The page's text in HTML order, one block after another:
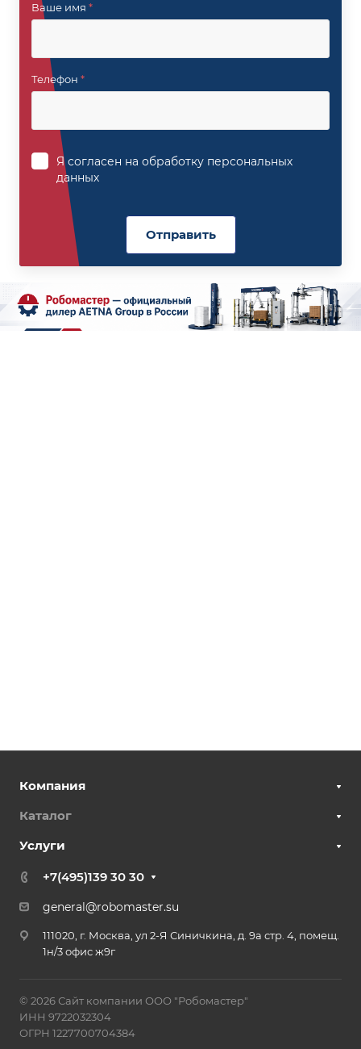
Ваше имя *
Телефон *
Я согласен на обработку персональных
данных
Отправить
Компания
Каталог
Услуги
+7(495)139 30 30
general@robomaster.su
111020, г. Москва, ул 2-Я Синичкина, д. 9а стр. 4, помещ.
1н/3 офис ж9г
© 2026 Сайт компании ООО "Робомастер"
ИНН 9722032304
ОГРН 1227700704384